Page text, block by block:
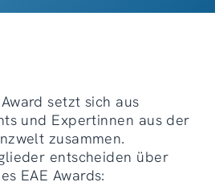
setzt sich aus
und Expertinnen aus der
zusammen.
entscheiden über
EAE Awards: